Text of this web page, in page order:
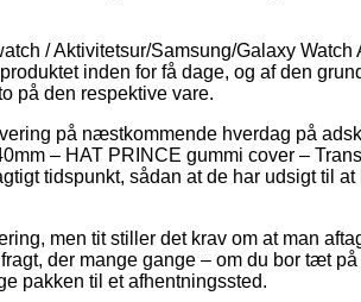
/ Aktivitetsur/Samsung/Galaxy Watch
inden for få dage, og af den
på den respektive vare.
på næstkommende hverdag på
– HAT PRINCE gummi cover –
tidspunkt, sådan at de har udsigt til
men tit stiller det krav om at man
der mange gange – om du bor tæt
pakken til et afhentningssted.